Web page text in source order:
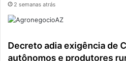
2 semanas atrás
Decreto adia exigência de
autônomos e produtores